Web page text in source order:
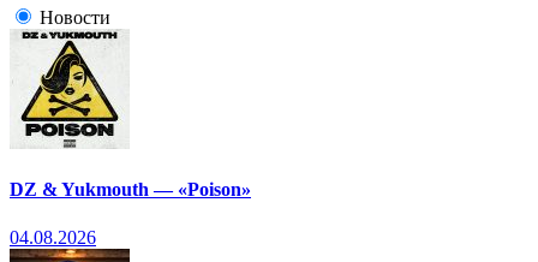
Новости
DZ & Yukmouth — «Poison»
04.08.2026